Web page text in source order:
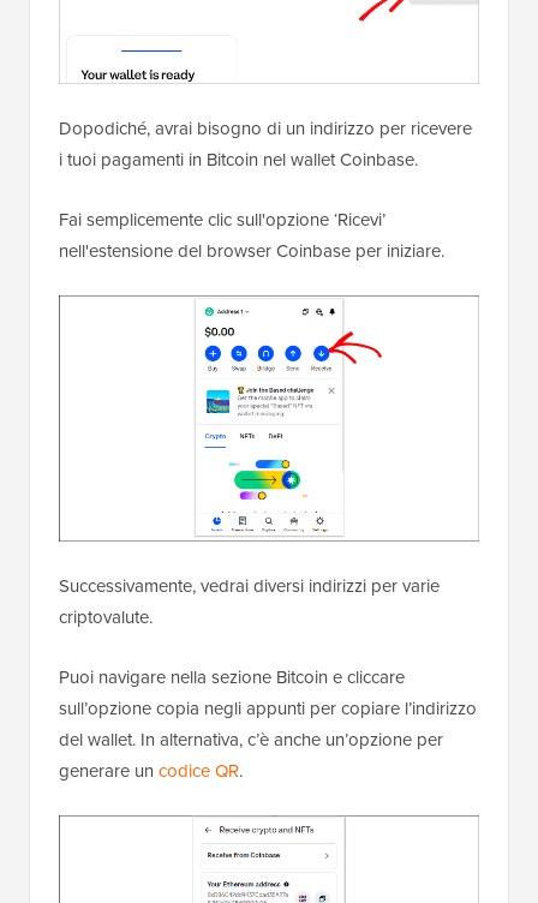
Dopodiché, avrai bisogno di un indirizzo per ricevere
i tuoi pagamenti in Bitcoin nel wallet Coinbase.
Fai semplicemente clic sull'opzione ‘Ricevi’
nell'estensione del browser Coinbase per iniziare.
Successivamente, vedrai diversi indirizzi per varie
criptovalute.
Puoi navigare nella sezione Bitcoin e cliccare
sull’opzione copia negli appunti per copiare l’indirizzo
del wallet. In alternativa, c’è anche un’opzione per
generare un codice QR.